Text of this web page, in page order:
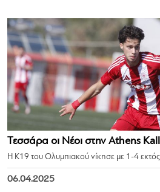
Τεσσάρα οι Νέοι στην Athens
Η Κ19 του Ολυμπιακού νίκησε με 1-4
06.04.2025